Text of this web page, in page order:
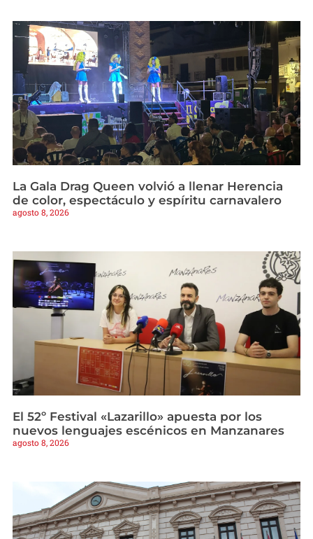
La Gala Drag Queen volvió a llenar Herencia
de color, espectáculo y espíritu carnavalero
agosto 8, 2026
El 52º Festival «Lazarillo» apuesta por los
nuevos lenguajes escénicos en Manzanares
agosto 8, 2026